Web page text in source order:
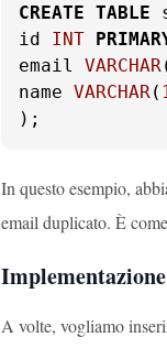
CREATE TABLE
id INT
email VARCHAR
name VARCHAR(
);
In questo esempio,
email duplicato. È
A volte, vogliamo